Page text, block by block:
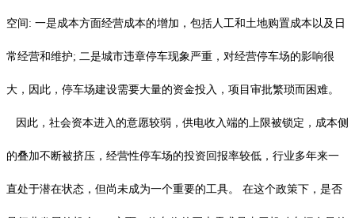
空间: 一是成本方面经营成本的增加，包括人工和土地购置成本以及日
常经营和维护; 二是城市违章停车现象严重，对经营停车场的影响很
大，因此，停车场建设需要大量的资金投入，项目审批繁琐而困难。
因此，社会资本进入的意愿较弱，供电收入端的上限被锁定，成本侧
的叠加不断被挤压，经营性停车场的投资回报率较低，行业多年来一
直处于潜在状态，但尚未成为一个重要的工具。 在这个政策下，是否